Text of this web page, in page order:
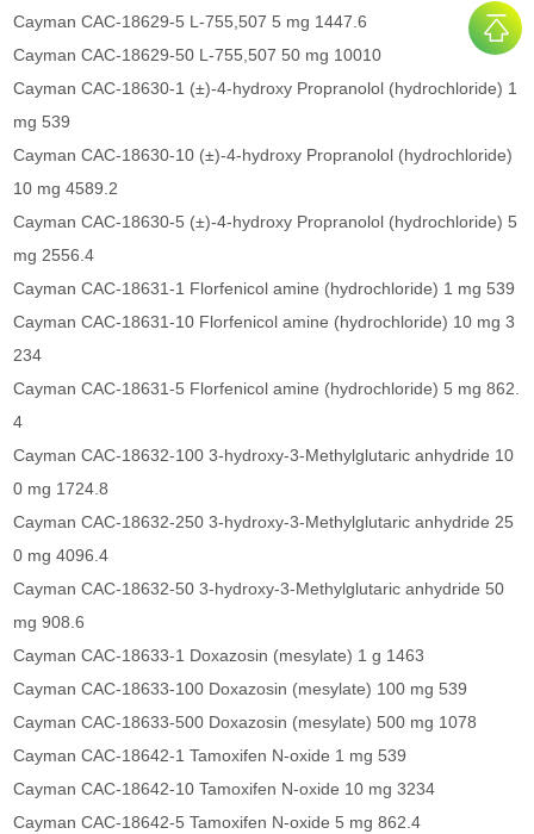
Cayman CAC-18629-5 L-755,507 5 mg 1447.6
Cayman CAC-18629-50 L-755,507 50 mg 10010
Cayman CAC-18630-1 (±)-4-hydroxy Propranolol (hydrochloride) 1
mg 539
Cayman CAC-18630-10 (±)-4-hydroxy Propranolol (hydrochloride)
10 mg 4589.2
Cayman CAC-18630-5 (±)-4-hydroxy Propranolol (hydrochloride) 5
mg 2556.4
Cayman CAC-18631-1 Florfenicol amine (hydrochloride) 1 mg 539
Cayman CAC-18631-10 Florfenicol amine (hydrochloride) 10 mg 3
234
Cayman CAC-18631-5 Florfenicol amine (hydrochloride) 5 mg 862.
4
Cayman CAC-18632-100 3-hydroxy-3-Methylglutaric anhydride 10
0 mg 1724.8
Cayman CAC-18632-250 3-hydroxy-3-Methylglutaric anhydride 25
0 mg 4096.4
Cayman CAC-18632-50 3-hydroxy-3-Methylglutaric anhydride 50
mg 908.6
Cayman CAC-18633-1 Doxazosin (mesylate) 1 g 1463
Cayman CAC-18633-100 Doxazosin (mesylate) 100 mg 539
Cayman CAC-18633-500 Doxazosin (mesylate) 500 mg 1078
Cayman CAC-18642-1 Tamoxifen N-oxide 1 mg 539
Cayman CAC-18642-10 Tamoxifen N-oxide 10 mg 3234
Cayman CAC-18642-5 Tamoxifen N-oxide 5 mg 862.4